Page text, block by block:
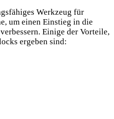
‍Werkzeug​ für
‍um einen Einstieg in die
Einige der Vorteile,
ergeben sind: